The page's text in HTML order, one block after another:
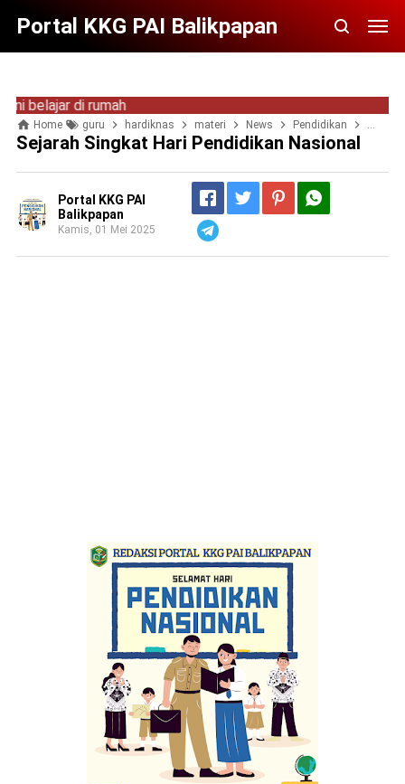
Portal KKG PAI Balikpapan
di rumah
Home guru hardiknas materi News Pendidikan Umum
Sejarah Singkat Hari Pendidikan Nasional
Portal KKG PAI
Balikpapan
Kamis, 01 Mei 2025